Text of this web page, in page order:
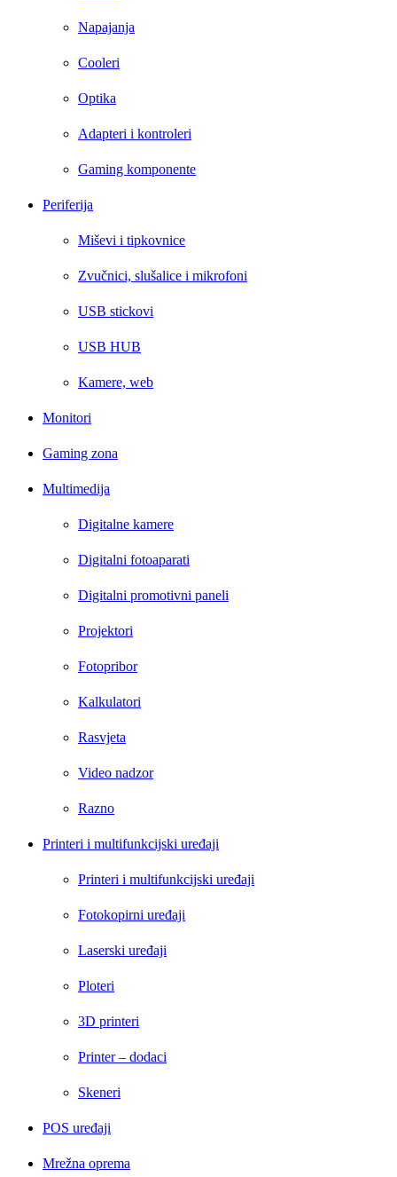
Napajanja
Cooleri
Optika
Adapteri i kontroleri
Gaming komponente
Periferija
Miševi i tipkovnice
Zvučnici, slušalice i mikrofoni
USB stickovi
USB HUB
Kamere, web
Monitori
Gaming zona
Multimedija
Digitalne kamere
Digitalni fotoaparati
Digitalni promotivni paneli
Projektori
Fotopribor
Kalkulatori
Rasvjeta
Video nadzor
Razno
Printeri i multifunkcijski uređaji
Printeri i multifunkcijski uređaji
Fotokopirni uređaji
Laserski uređaji
Ploteri
3D printeri
Printer – dodaci
Skeneri
POS uređaji
Mrežna oprema